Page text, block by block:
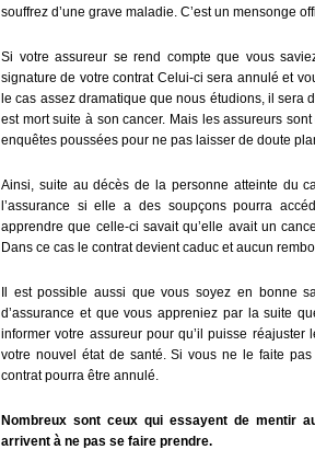
souffrez d’une grave maladie. C’est un mensonge
Si votre assureur se rend compte que vous
signature de votre contrat Celui-ci sera annulé et
le cas assez dramatique que nous étudions, il sera
est mort suite à son cancer. Mais les assureurs
enquêtes poussées pour ne pas laisser de doute
Ainsi, suite au décès de la personne atteinte du
l’assurance si elle a des soupçons pourra
apprendre que celle-ci savait qu’elle avait un
Dans ce cas le contrat devient caduc et aucun
Il est possible aussi que vous soyez en bonne
d’assurance et que vous appreniez par la suite
informer votre assureur pour qu’il puisse
votre nouvel état de santé. Si vous ne le faite
contrat pourra être annulé.
Nombreux sont ceux qui essayent de mentir
arrivent à ne pas se faire prendre.